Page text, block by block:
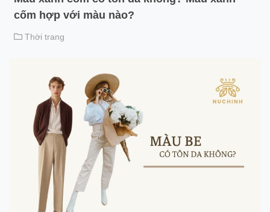
cốm hợp với màu nào?
Thời trang